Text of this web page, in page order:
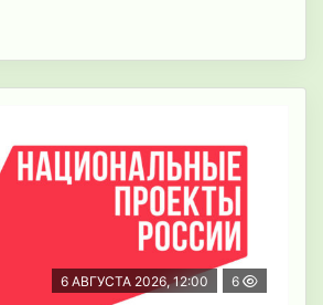
6 АВГУСТА 2026, 12:00 6